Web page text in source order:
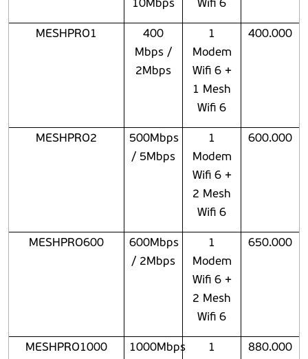
MESHPRO1
400
Mbps /
2Mbps
1
Modem
Wifi 6 +
1 Mesh
Wifi 6
400.000
MESHPRO2
500Mbps
/ 5Mbps
1
Modem
Wifi 6 +
2 Mesh
Wifi 6
600.000
MESHPRO600
600Mbps
/ 2Mbps
1
Modem
Wifi 6 +
2 Mesh
Wifi 6
650.000
MESHPRO1000
1000Mbps
1
880.000